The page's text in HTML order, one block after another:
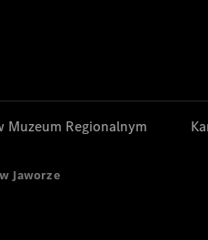
Muzeum Regionalnym
Jaworze